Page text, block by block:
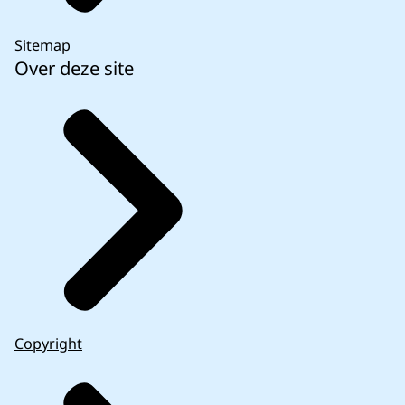
Sitemap
Over deze site
Copyright